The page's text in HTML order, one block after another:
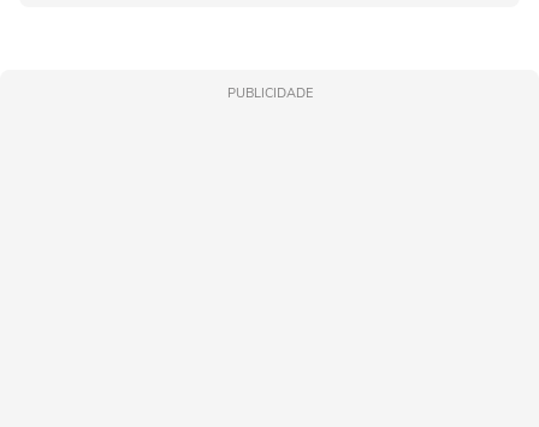
PUBLICIDADE